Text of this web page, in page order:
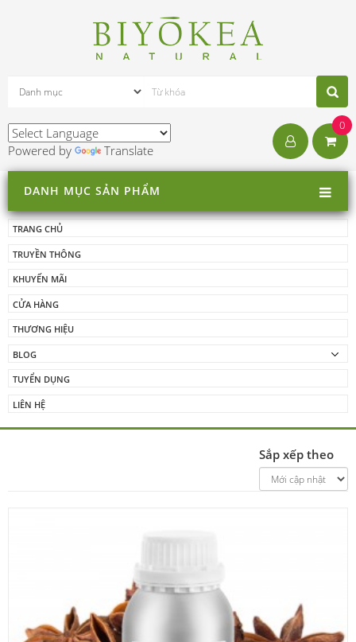
Powered by Translate
0
DANH MỤC SẢN PHẨM
TRANG CHỦ
TRUYỀN THÔNG
KHUYẾN MÃI
CỬA HÀNG
THƯƠNG HIỆU
BLOG
TUYỂN DỤNG
LIÊN HỆ
Sắp xếp theo